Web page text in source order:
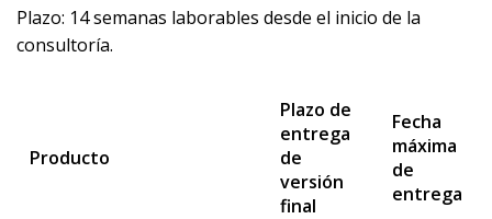
Plazo: 14 semanas laborables desde el inicio de la
consultoría.
Producto
Plazo de
entrega
de
versión
final
Fecha
máxima
de
entrega